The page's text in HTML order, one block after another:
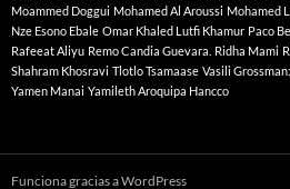
Moammed Doggui Mohamed Al Aroussi Mohamed
Nze Esono Ebale Omar Khaled Lutfi Khamur Paco
Rafeeat Aliyu Remo Candia Guevara. Ridha Mami
Shahram Khosravi Tlotlo Tsamaase Vasili Grossman:
Yamen Manai Yamileth Aroquipa Hancco
Funciona gracias a WordPress